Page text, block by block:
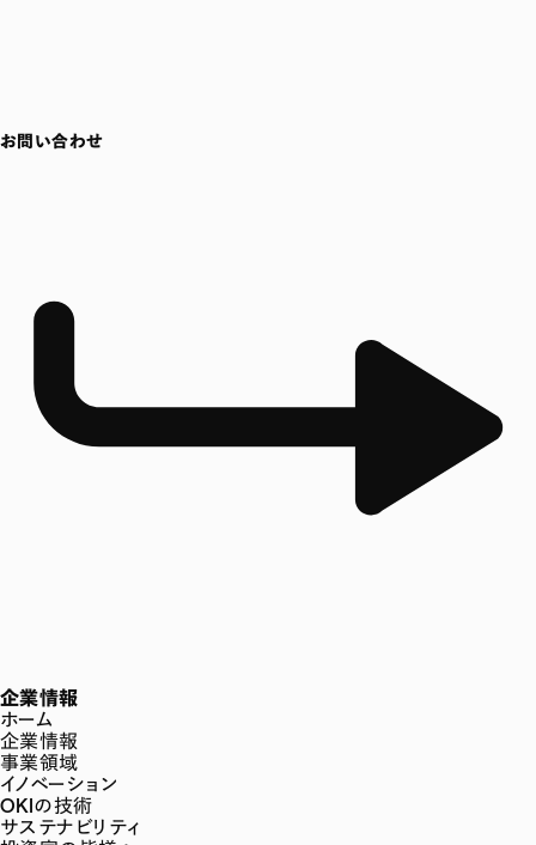
お問い合わせ
企業情報
ホーム
企業情報
事業領域
イノベーション
OKIの技術
サステナビリティ